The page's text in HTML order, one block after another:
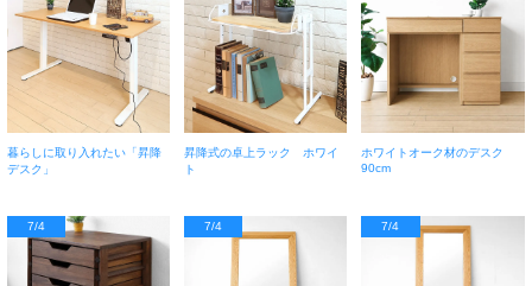
暮らしに取り入れたい「昇降
デスク」
昇降式の卓上ラック ホワイ
ト
ホワイトオーク材のデスク
90cm
7/4 7/4 7/4